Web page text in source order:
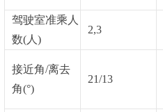
驾驶室准乘人
数(人)
2,3
接近角/离去
角(°)
21/13